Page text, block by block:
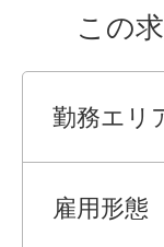
この
勤務エリ
雇用形態